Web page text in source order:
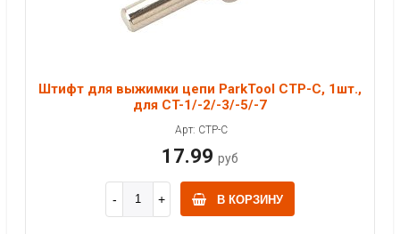
Штифт для выжимки цепи ParkTool CTP-C, 1шт.,
для CT-1/-2/-3/-5/-7
Арт: CTP-C
17.99 руб
В КОРЗИНУ